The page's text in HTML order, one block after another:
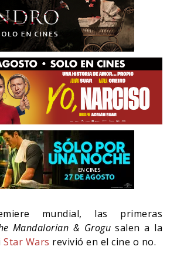
mundial, las primeras
Mandalorian & Grogu salen a la
Star Wars revivió en el cine o no.